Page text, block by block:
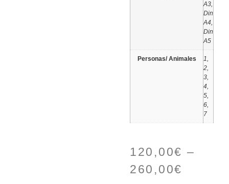
A3,
Din
A4,
Din
A5
Personas/ Animales
1,
2,
3,
4,
5,
6,
7
120,00€ –
260,00€